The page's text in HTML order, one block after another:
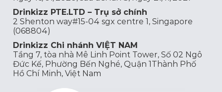
Drinkizz PTE.LTD – Trụ sở chính
2 Shenton way#15-04 sgx centre 1, Singapore
(068804)
Drinkizz Chi nhánh VIỆT NAM
Tầng 7, tòa nhà Mê Linh Point Tower, Số 02 Ngô
Đức Kế, Phường Bến Nghé, Quận 1Thành Phố
Hồ Chí Minh, Việt Nam